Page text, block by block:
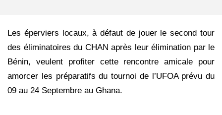
Les éperviers locaux, à défaut de jouer le second tour
des éliminatoires du CHAN après leur élimination par le
Bénin, veulent profiter cette rencontre amicale pour
amorcer les préparatifs du tournoi de l’UFOA prévu du
09 au 24 Septembre au Ghana.